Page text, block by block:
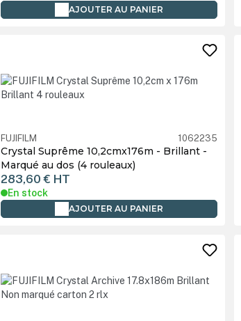
AJOUTER AU PANIER
FUJIFILM 1062235
Crystal Suprême 10,2cmx176m - Brillant -
Marqué au dos (4 rouleaux)
283,60 € HT
En stock
AJOUTER AU PANIER